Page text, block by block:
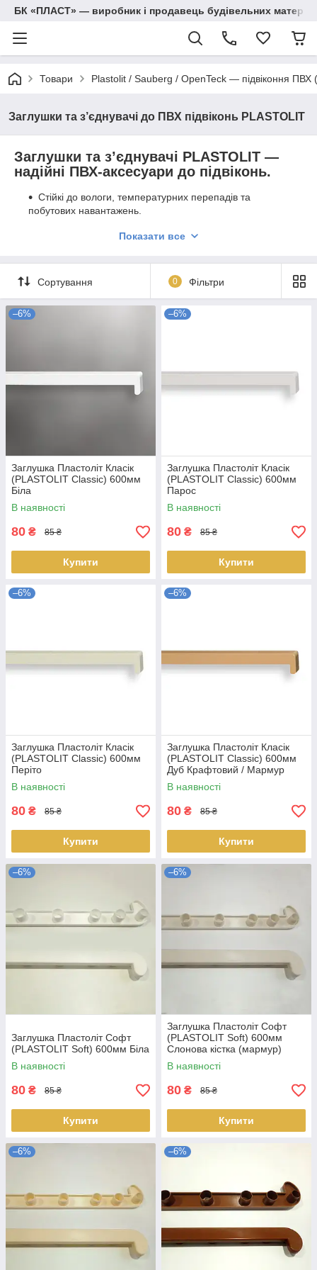
БК «ПЛАСТ» — виробник і продавець будівельних
Товари Plastolit / Sauberg / OpenTeck — підвіконня ПВХ
Заглушки та з’єднувачі до ПВХ підвіконь PLASTOLIT
Заглушки та з’єднувачі PLASTOLIT —
надійні ПВХ-аксесуари до підвіконь.
Стійкі до вологи, температурних перепадів та
побутових навантажень.
Показати все
Сортування 0 Фільтри
–6%
Заглушка Пластоліт Класік
(PLASTOLIT Classic) 600мм
Біла
В наявності
80 ₴ 85 ₴
Купити
–6%
Заглушка Пластоліт Класік
(PLASTOLIT Classic) 600мм
Парос
В наявності
80 ₴ 85 ₴
Купити
–6%
Заглушка Пластоліт Класік
(PLASTOLIT Classic) 600мм
Періто
В наявності
80 ₴ 85 ₴
Купити
–6%
Заглушка Пластоліт Класік
(PLASTOLIT Classic) 600мм
Дуб Крафтовий / Мармур
Версалес
В наявності
80 ₴ 85 ₴
Купити
–6%
Заглушка Пластоліт Софт
(PLASTOLIT Soft) 600мм Біла
В наявності
80 ₴ 85 ₴
Купити
–6%
Заглушка Пластоліт Софт
(PLASTOLIT Soft) 600мм
Слонова кістка (мармур)
В наявності
80 ₴ 85 ₴
Купити
–6% –6%